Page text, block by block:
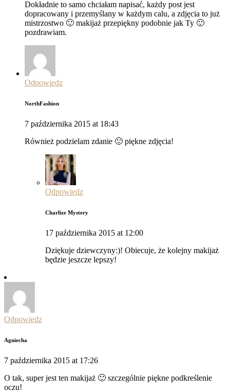
Dokładnie to samo chciałam napisać, każdy post jest
dopracowany i przemyślany w każdym calu, a zdjęcia to już
mistrzostwo 🙂 makijaż przepiękny podobnie jak Ty 🙂
pozdrawiam.
Odpowiedz
NorthFashion
7 października 2015 at 18:43
Również podzielam zdanie 🙂 piękne zdjęcia!
Odpowiedz
Charlize Mystery
17 października 2015 at 12:00
Dziękuje dziewczyny:)! Obiecuje, że kolejny makijaż
będzie jeszcze lepszy!
Odpowiedz
Agniecha
7 października 2015 at 17:26
O tak, super jest ten makijaż 🙂 szczególnie piękne podkreślenie
oczu!